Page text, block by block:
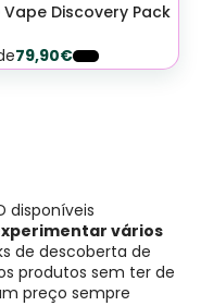
Vape Discovery Pack
79,90€
disponíveis
vários
de descoberta de
produtos sem ter de
preço sempre